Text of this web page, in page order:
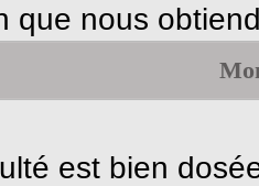
que nous
est bien